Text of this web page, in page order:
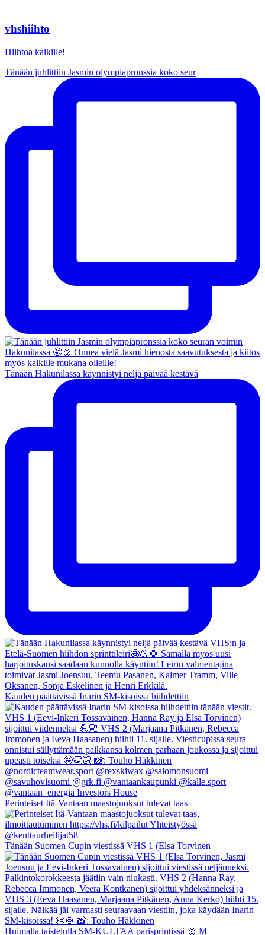
vhshiihto
Hiihtoa kaikille!
Tänään juhlittiin Jasmin olympiapronssia koko seur
Tänään Hakunilassa käynnistyi neljä päivää kestävä
Kauden päättävissä Inarin SM-kisoissa hiihdettiin
Perinteiset Itä-Vantaan maastojuoksut tulevat taas
Tänään Suomen Cupin viestissä VHS 1 (Elsa Torvinen
Huimalla taistelulla SM-KULTAA parisprintissä 🥇 M